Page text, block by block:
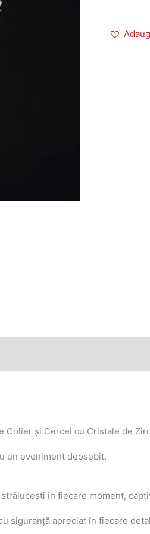
și Cercei cu Cristale de
un eveniment deosebit.
în fiecare moment,
siguranță apreciat în fiecare